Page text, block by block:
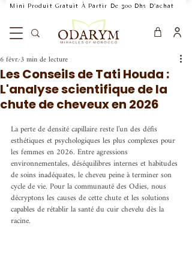
Mini Produit Gratuit À Partir De 300 Dhs D'achat
Les Conseils de Tati Houda :
L'analyse scientifique de la
chute de cheveux en 2026
6 févr.3 min de lecture
La perte de densité capillaire reste l’un des défis
esthétiques et psychologiques les plus complexes pour
les femmes en 2026. Entre agressions
environnementales, déséquilibres internes et habitudes
de soins inadéquates, le cheveu peine à terminer son
cycle de vie. Pour la communauté des Odies, nous
décryptons les causes de cette chute et les solutions
capables de rétablir la santé du cuir chevelu dès la
racine.